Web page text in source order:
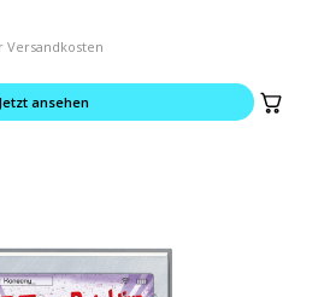
Versandkosten
Jetzt ansehen